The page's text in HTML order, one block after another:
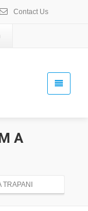
Contact Us
A